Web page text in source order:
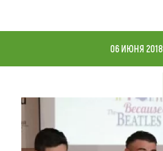
Карта
Что привезти (сувениры)
О регионе
06 ИЮНЯ 2018